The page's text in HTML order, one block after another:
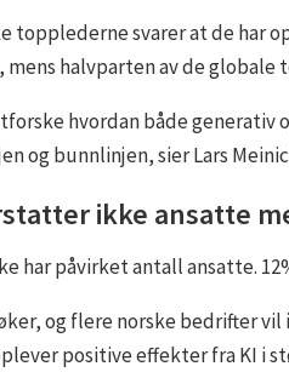
topplederne svarer at de
halvparten av de globale
hvordan både generativ
og bunnlinjen, sier Lars
ikke ansatte
har påvirket antall ansatte.
og flere norske bedrifter
positive effekter fra KI i